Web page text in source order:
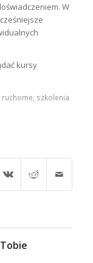
W
kursy
szkolenia